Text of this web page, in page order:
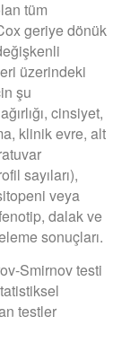
tüm
geriye dönük
üzerindeki
şu
cinsiyet,
klinik evre, alt
sayıları),
veya
dalak ve
sonuçları.
Smirnov testi
testler